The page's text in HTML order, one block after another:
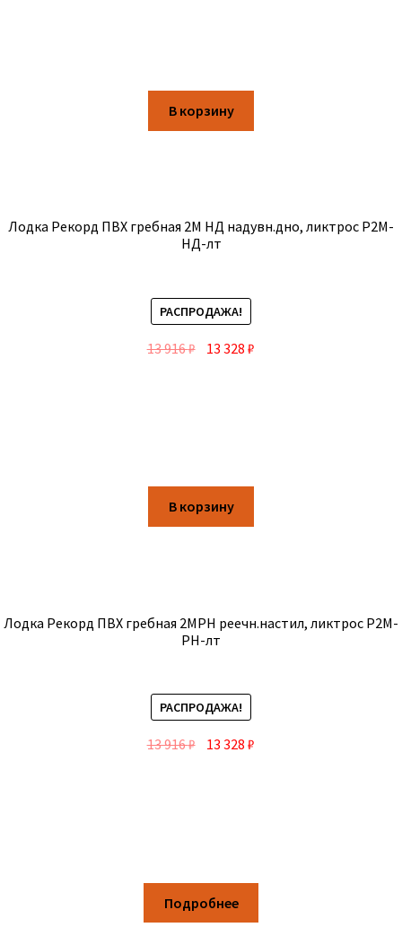
В корзину
Лодка Рекорд ПВХ гребная 2М НД надувн.дно, ликтрос Р2М-
НД-лт
РАСПРОДАЖА!
13 916₽ 13 328₽
В корзину
Лодка Рекорд ПВХ гребная 2МРН реечн.настил, ликтрос Р2М-
РН-лт
РАСПРОДАЖА!
13 916₽ 13 328₽
Подробнее